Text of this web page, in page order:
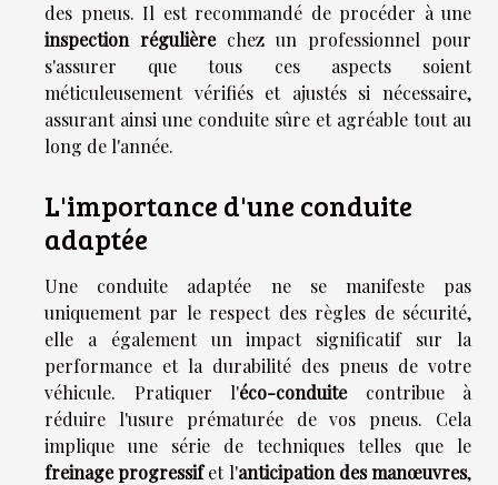
des pneus. Il est recommandé de procéder à une
inspection régulièrechez un professionnel pour
s'assurer que tous ces aspects soient
méticuleusement vérifiés et ajustés si nécessaire,
assurant ainsi une conduite sûre et agréable tout au
long de l'année.
L'importance d'une conduite
adaptée
Une conduite adaptée ne se manifeste pas
uniquement par le respect des règles de sécurité,
elle a également un impact significatif sur la
performance et la durabilité des pneus de votre
véhicule. Pratiquer l'éco-conduitecontribue à
réduire l'usure prématurée de vos pneus. Cela
implique une série de techniques telles que le
freinage progressifet l'anticipation des manœuvres,